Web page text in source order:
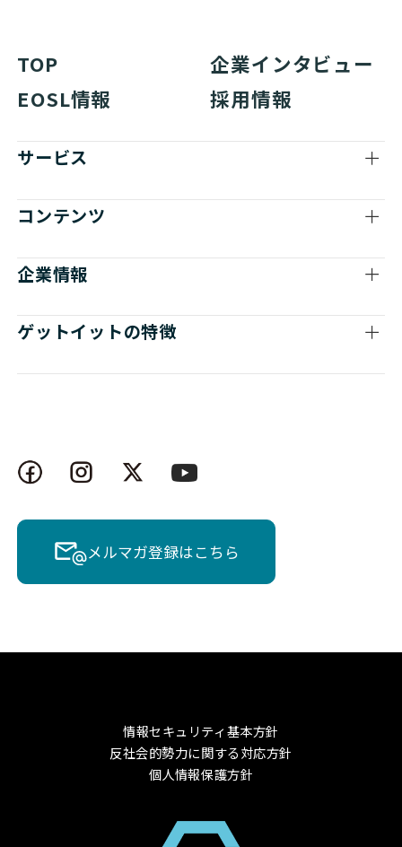
TOP
企業インタビュー
EOSL情報
採用情報
サービス
コンテンツ
企業情報
ゲットイットの特徴
メルマガ登録はこちら
情報セキュリティ基本方針
反社会的勢力に関する対応方針
個人情報保護方針